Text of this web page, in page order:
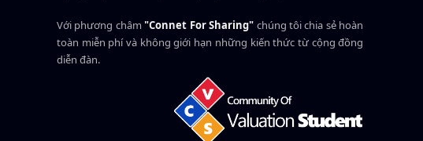
Với phương châm"Connet For Sharing" chúng tôi chia sẻ hoàn
toàn miễn phí và không giới hạn những kiến thức từ cộng đồng
diễn đàn.